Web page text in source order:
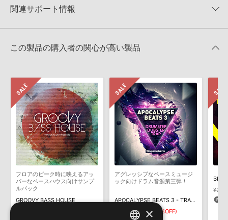
★1
0%
4GBを超えるデータに関するご注意：
FAT32でフォーマットされた
きます際には、NTFSやHFS＋でフォーマットされたHDDをご用意
いただく必要がございます。
知らせするメールの2通が送信されます。メールに記載されており
ます説明に沿って、製品のダウンロード／導入を行って下さい。
サンプルパック製品には、原則として日本語版操作マニュアルをご
用意しておりません。ご購入後のご不明点や詳細に関するお問い合
わせなどはテクニカルサポート
までご連絡ください。
デモソングは、製品収録サウンドを使ってできることを紹介するた
めのデモンストレーション用の楽曲です。原則として、デモソング
そのものをお使いいただくことはできません。また、デモソングを
構成する全てのサウンドが、サンプルパックに含まれていることを
保証するものではありません。
ダウンロード製品という性質上、一切の返品・返金はお受け付け致
しかねます。
50%OFF！サマーセール！
関連サポート情報
2022.06.06
2022.06.06
加方法
マークのついた情報は、該当する製品のご購入ユーザー様専用となって
おります。ご覧頂くには、該当する製品をご購入頂く必要がございます。
DEEP URBAN GROOVES VOL 1のサポート情報
この製品の購入者の関心が高い製品
フロアのピーク時に映えるアッ
パーなベースハウス向けサンプ
ルパック
GROOVY BASS HOUSE
アグレッシブなベースミュージ
ック向けドラム音源第三弾！
APOCALYPSE BEATS 3 - TRAP DUBSTEP DRUMSTEP
¥5,302 ¥3,711(30%OFF)
BIG
×